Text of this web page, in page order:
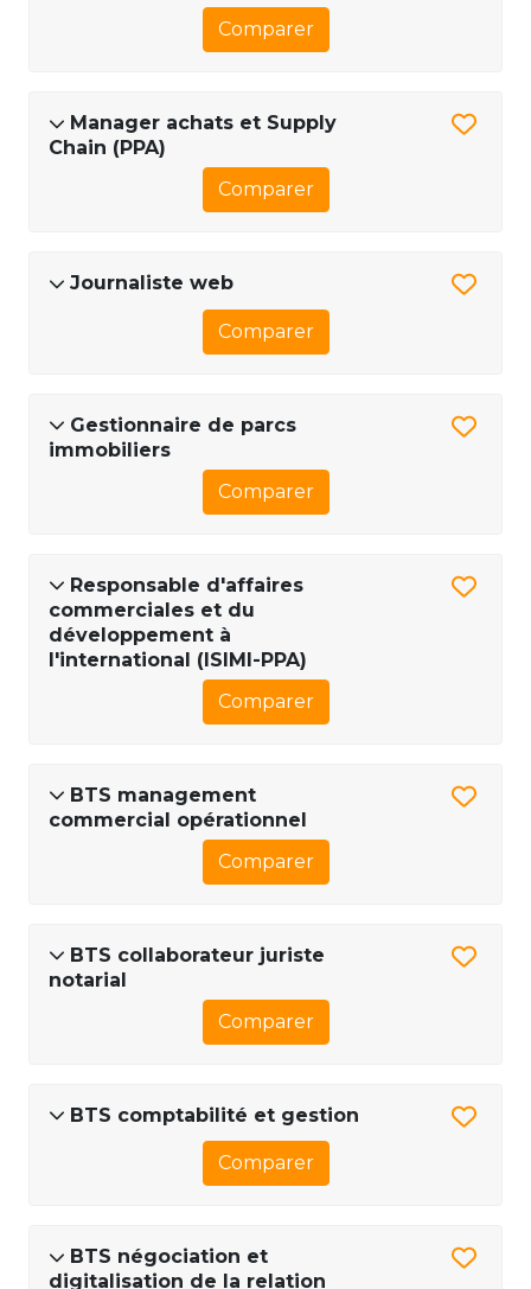
Comparer
Manager achats et Supply
Chain (PPA)
Comparer
Journaliste web
Comparer
Gestionnaire de parcs
immobiliers
Comparer
Responsable d'affaires
commerciales et du
développement à
l'international (ISIMI-PPA)
Comparer
BTS management
commercial opérationnel
Comparer
BTS collaborateur juriste
notarial
Comparer
BTS comptabilité et gestion
Comparer
BTS négociation et
digitalisation de la relation